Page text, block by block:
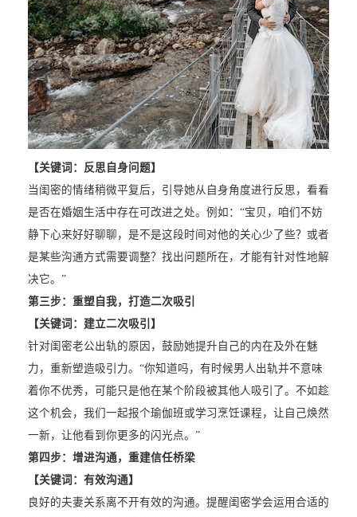
【关键词：反思自身问题】
当闺密的情绪稍微平复后，引导她从自身角度进行反思，看看
是否在婚姻生活中存在可改进之处。例如：“宝贝，咱们不妨
静下心来好好聊聊，是不是这段时间对他的关心少了些？或者
是某些沟通方式需要调整？找出问题所在，才能有针对性地解
决它。”
第三步：重塑自我，打造二次吸引
【关键词：建立二次吸引】
针对闺密老公出轨的原因，鼓励她提升自己的内在及外在魅
力，重新塑造吸引力。“你知道吗，有时候男人出轨并不意味
着你不优秀，可能只是他在某个阶段被其他人吸引了。不如趁
这个机会，我们一起报个瑜伽班或学习烹饪课程，让自己焕然
一新，让他看到你更多的闪光点。”
第四步：增进沟通，重建信任桥梁
【关键词：有效沟通】
良好的夫妻关系离不开有效的沟通。提醒闺密学会运用合适的